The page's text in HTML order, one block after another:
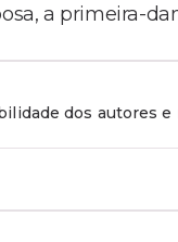
a primeira-
dos autores